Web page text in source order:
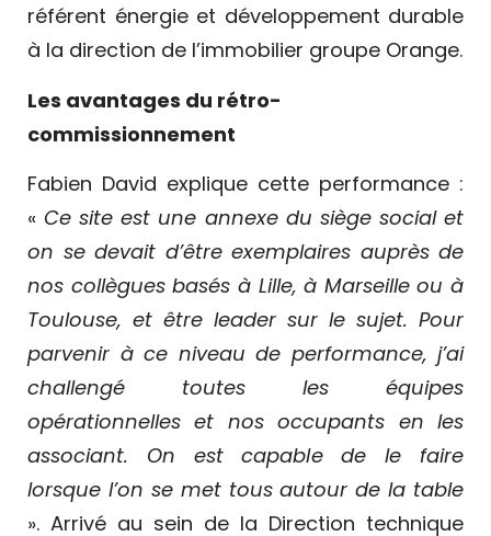
référent énergie et développement durable
à la direction de l’immobilier groupe Orange.
Les avantages du rétro-
commissionnement
Fabien David explique cette performance :
«Ce site est une annexe du siège social et
on se devait d’être exemplaires auprès de
nos collègues basés à Lille, à Marseille ou à
Toulouse, et être leader sur le sujet. Pour
parvenir à ce niveau de performance, j’ai
challengé toutes les équipes
opérationnelles et nos occupants en les
associant. On est capable de le faire
lorsque l’on se met tous autour de la table
». Arrivé au sein de la Direction technique